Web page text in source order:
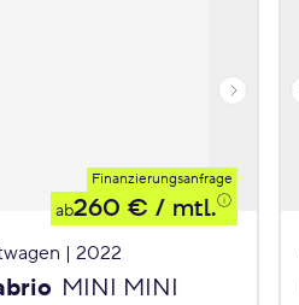
Finanzierungsanfrage
ab260 € / mtl.
| 2022
MINI MINI